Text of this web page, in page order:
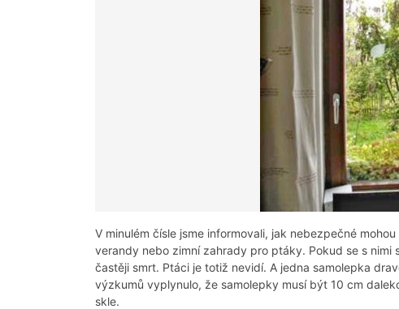
V minulém čísle jsme informovali, jak nebezpečné
verandy nebo zimní zahrady pro ptáky. Pokud se s
častěji smrt. Ptáci je totiž nevidí. A jedna samolepka
výzkumů vyplynulo, že samolepky musí být 10 cm
skle.